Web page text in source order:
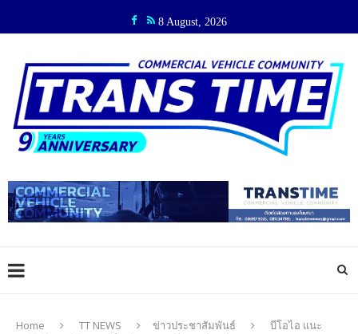
8 August, 2026
Home TT NEWS ข่าวประชาสัมพันธ์
บีโอไอ แนะ